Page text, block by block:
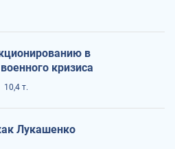
в
кризиса
10,4 т.
Лукашенко